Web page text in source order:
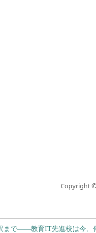
Copyright ©
まで――教育IT先進校は今、